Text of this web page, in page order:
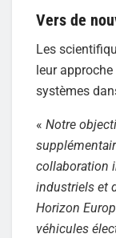
Vers de
Les
leur
systèmes
« Notre
collaboration
industriels et
Horizon
véhicules